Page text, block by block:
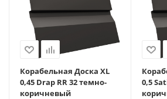
Корабельная Доска XL
0,45 Drap RR 32 темно-
коричневый
0,5